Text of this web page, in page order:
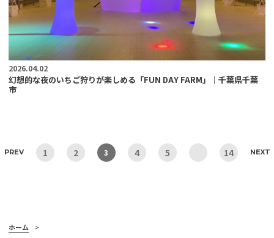
2026.04.02
幻想的な夜のいちご狩りが楽しめる「FUN DAY FARM」｜千葉県千葉
市
PREV 1 2 3 4 5 14 NEXT
ホーム